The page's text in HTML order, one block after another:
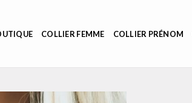
COLLIER FEMME COLLIER PRÉNOM